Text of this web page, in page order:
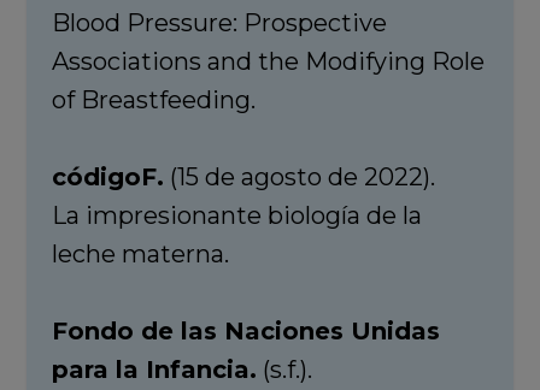
Blood Pressure: Prospective
Associations and the Modifying Role
of Breastfeeding.
códigoF. (15 de agosto de 2022).
La impresionante biología de la
leche materna.
Fondo de las Naciones Unidas
para la Infancia. (s.f.).